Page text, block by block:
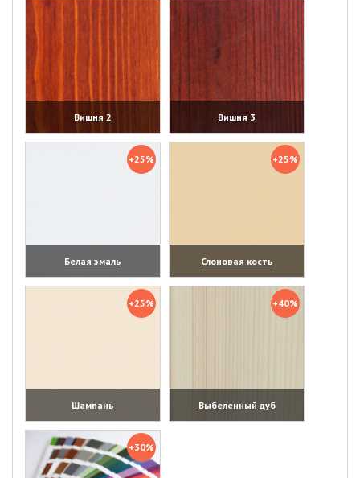
Вишня 2
(увеличить)
Вишня 3
(увеличить)
+25%
Белая эмаль
(увеличить)
+25%
Слоновая кость
(увеличить)
+25%
Шампань
(увеличить)
+40%
Выбеленный дуб
(увеличить)
+30%